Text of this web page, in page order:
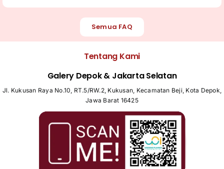
Semua FAQ
Tentang Kami
Galery Depok & Jakarta Selatan
Jl. Kukusan Raya No.10, RT.5/RW.2, Kukusan, Kecamatan Beji, Kota Depok,
Jawa Barat 16425